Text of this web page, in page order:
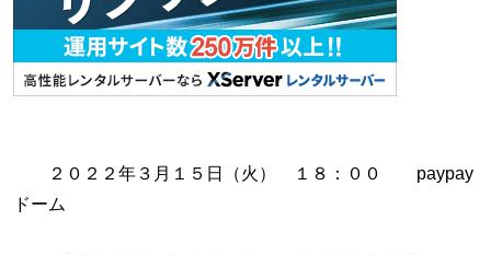
２０２２年３月１５日（火） １８：００ paypay
ドーム